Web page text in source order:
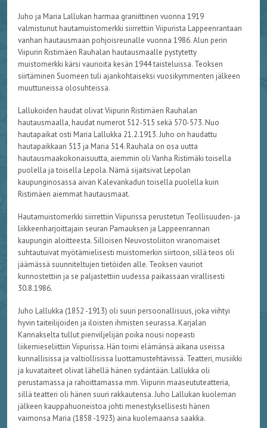
Juho ja Maria Lallukan harmaa graniittinen vuonna 1919
valmistunut hautamuistomerkki siirrettiin Viipurista Lappeenrantaan
vanhan hautausmaan pohjoisreunalle vuonna 1986. Alun perin
Viipurin Ristimäen Rauhalan hautausmaalle pystytetty
muistomerkki kärsi vaurioita kesän 1944 taisteluissa. Teoksen
siirtäminen Suomeen tuli ajankohtaiseksi vuosikymmenten jälkeen
muuttuneissa olosuhteissa.
Lallukoiden haudat olivat Viipurin Ristimäen Rauhalan
hautausmaalla, haudat numerot 512-515 sekä 570-573. Nuo
hautapaikat osti Maria Lallukka 21.2.1913. Juho on haudattu
hautapaikkaan 513 ja Maria 514. Rauhala on osa uutta
hautausmaakokonaisuutta, aiemmin oli Vanha Ristimäki toisella
puolella ja toisella Lepola. Nämä sijaitsivat Lepolan
kaupunginosassa aivan Kalevankadun toisella puolella kuin
Ristimäen aiemmat hautausmaat.
Hautamuistomerkki siirrettiin Viipurissa perustetun Teollisuuden- ja
liikkeenharjoittajain seuran Pamauksen ja Lappeenrannan
kaupungin aloitteesta. Silloisen Neuvostoliiton viranomaiset
suhtautuivat myötämielisesti muistomerkin siirtoon, sillä teos oli
jäämässä suunniteltujen tietöiden alle. Teoksen vauriot
kunnostettiin ja se paljastettiin uudessa paikassaan virallisesti
30.8.1986.
Juho Lallukka (1852 -1913) oli suuri persoonallisuus, joka viihtyi
hyvin taiteilijoiden ja iloisten ihmisten seurassa. Karjalan
Kannakselta tullut pienviljelijän poika nousi nopeasti
liikemieseliittiin Viipurissa. Hän toimi elämänsä aikana useissa
kunnallisissa ja valtiollisissa luottamustehtävissä. Teatteri, musiikki
ja kuvataiteet olivat lähellä hänen sydäntään. Lallukka oli
perustamassa ja rahoittamassa mm. Viipurin maaseututeatteria,
sillä teatteri oli hänen suuri rakkautensa. Juho Lallukan kuoleman
jälkeen kauppahuoneistoa johti menestyksellisesti hänen
vaimonsa Maria (1858 -1923) aina kuolemaansa saakka.